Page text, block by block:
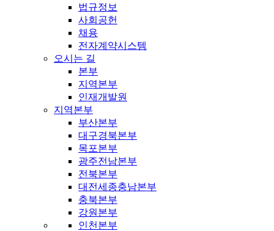
법규정보
사회공헌
채용
전자계약시스템
오시는 길
본부
지역본부
인재개발원
지역본부
부산본부
대구경북본부
목포본부
광주전남본부
전북본부
대전세종충남본부
충북본부
강원본부
인천본부